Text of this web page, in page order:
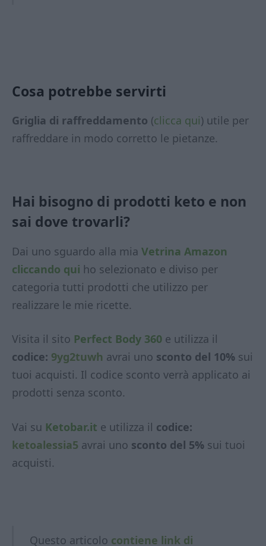
Cosa potrebbe servirti
Griglia di raffreddamento (clicca qui) utile per
raffreddare in modo corretto le pietanze.
Hai bisogno di prodotti keto e non
sai dove trovarli?
Dai uno sguardo alla mia Vetrina Amazon
cliccando qui ho selezionato e diviso per
categoria tutti prodotti che utilizzo per
realizzare le mie ricette.
Visita il sito Perfect Body 360 e utilizza il
codice: 9yg2tuwh avrai uno sconto del 10% sui
tuoi acquisti. Il codice sconto verrà applicato ai
prodotti senza sconto.
Vai su Ketobar.it e utilizza il codice:
ketoalessia5 avrai uno sconto del 5% sui tuoi
acquisti.
Questo articolo contiene link di